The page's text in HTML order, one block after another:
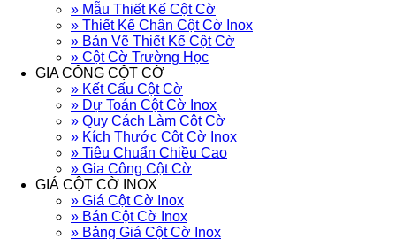
» Mẫu Thiết Kế Cột Cờ
» Thiết Kế Chân Cột Cờ Inox
» Bản Vẽ Thiết Kế Cột Cờ
» Cột Cờ Trường Học
GIA CÔNG CỘT CỜ
» Kết Cấu Cột Cờ
» Dự Toán Cột Cờ Inox
» Quy Cách Làm Cột Cờ
» Kích Thước Cột Cờ Inox
» Tiêu Chuẩn Chiều Cao
» Gia Công Cột Cờ
GIÁ CỘT CỜ INOX
» Giá Cột Cờ Inox
» Bán Cột Cờ Inox
» Bảng Giá Cột Cờ Inox